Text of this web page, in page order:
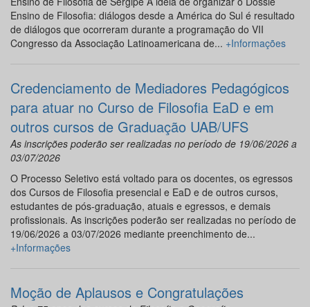
Ensino de Filosofia: diálogos desde a América do Sul é resultado
de diálogos que ocorreram durante a programação do VII
Congresso da Associação Latinoamericana de... +Informações
Credenciamento de Mediadores Pedagógicos
para atuar no Curso de Filosofia EaD e em
outros cursos de Graduação UAB/UFS
As inscrições poderão ser realizadas no período de 19/06/2026 a
03/07/2026
O Processo Seletivo está voltado para os docentes, os egressos
dos Cursos de Filosofia presencial e EaD e de outros cursos,
estudantes de pós-graduação, atuais e egressos, e demais
profissionais. As inscrições poderão ser realizadas no período de
19/06/2026 a 03/07/2026 mediante preenchimento de...
+Informações
Moção de Aplausos e Congratulações